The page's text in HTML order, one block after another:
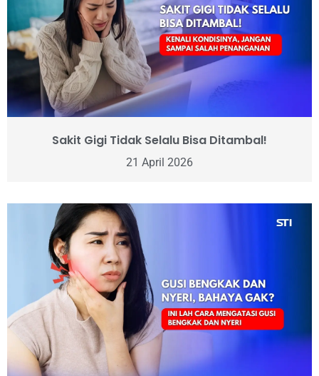
Sakit Gigi Tidak Selalu Bisa Ditambal!
21 April 2026